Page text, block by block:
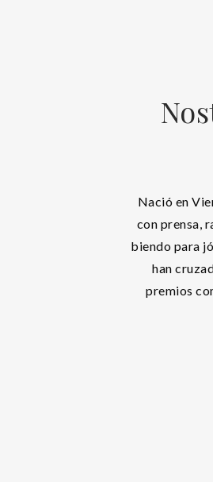
Nació en
con prensa,
biendo para
han
premios